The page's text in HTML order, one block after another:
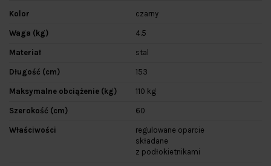
Kolor czarny
Waga (kg) 4.5
Materiał stal
Długość (cm) 153
Maksymalne obciążenie (kg) 110 kg
Szerokość (cm) 60
Właściwości
regulowane oparcie
składane
z podłokietnikami